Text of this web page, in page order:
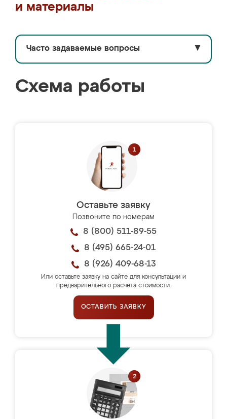
и материалы
Часто задаваемые вопросы ▼
Схема работы
Оставьте заявку
Позвоните по номерам
8 (800) 511-89-55
8 (495) 665-24-01
8 (926) 409-68-13
Или оставьте заявку на сайте для консультации и
предварительного расчёта стоимости.
ОСТАВИТЬ ЗАЯВКУ